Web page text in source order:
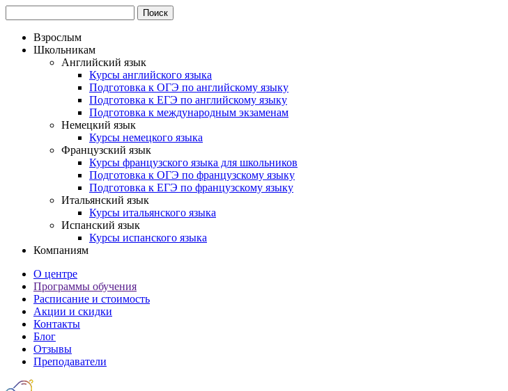
Взрослым
Школьникам
Английский язык
Курсы английского языка
Подготовка к ОГЭ по английскому языку
Подготовка к ЕГЭ по английскому языку
Подготовка к международным экзаменам
Немецкий язык
Курсы немецкого языка
Французский язык
Курсы французского языка для школьников
Подготовка к ОГЭ по французскому языку
Подготовка к ЕГЭ по французскому языку
Итальянский язык
Курсы итальянского языка
Испанский язык
Курсы испанского языка
Компаниям
О центре
Программы обучения
Расписание и стоимость
Акции и скидки
Контакты
Блог
Отзывы
Преподаватели